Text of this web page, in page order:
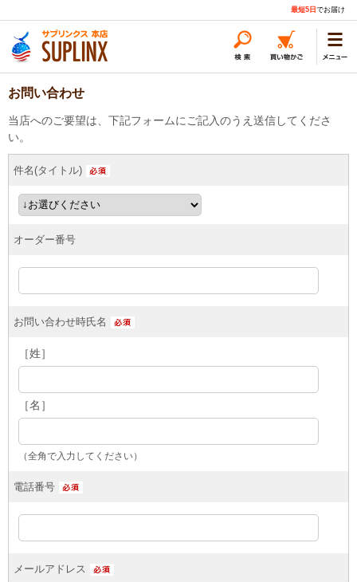
最短5日 でお届け
お問い合わせ
当店へのご要望は、下記フォームにご記入のうえ送信してくださ
い。
件名(タイトル)
オーダー番号
お問い合わせ時氏名
［姓］
［名］
（全角で入力してください）
電話番号
メールアドレス